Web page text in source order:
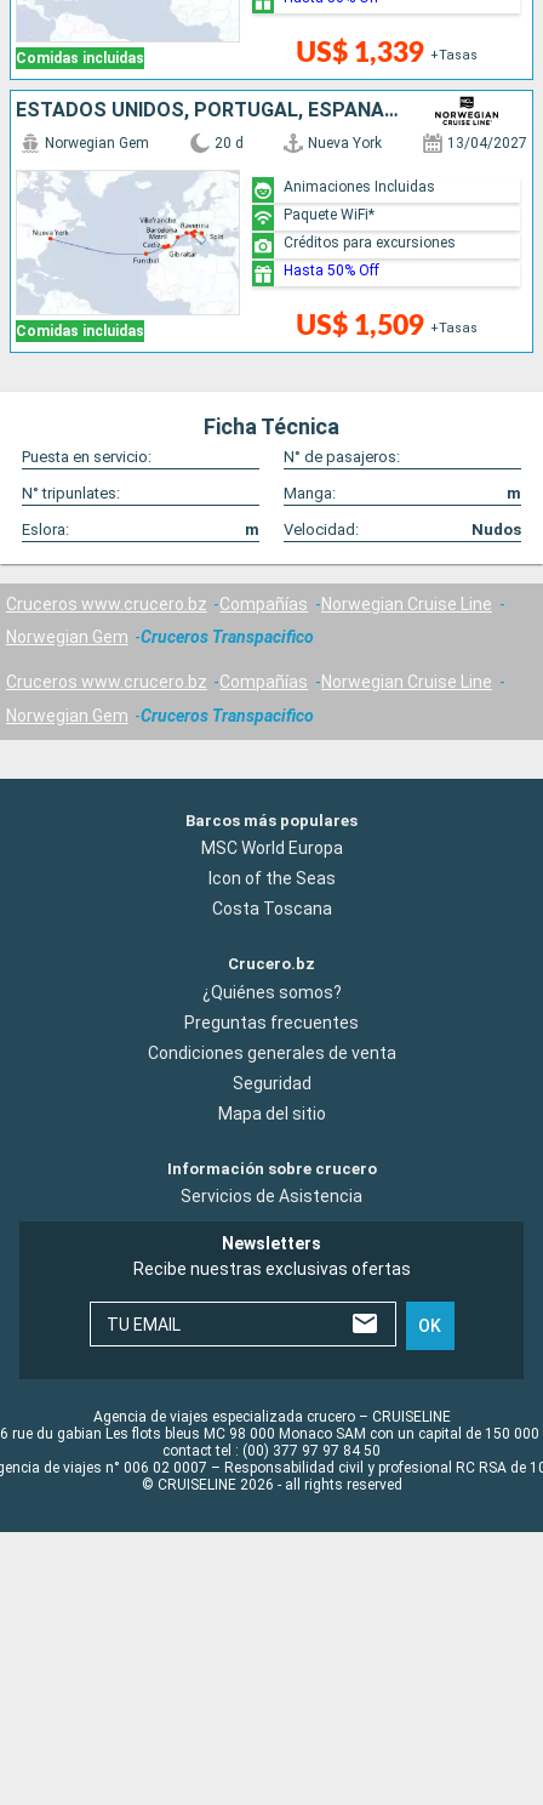
Comidas incluidas US$ 1,339 +Tasas
ESTADOS UNIDOS, PORTUGAL, ESPAÑA, FRANCIA, ITALIA, CROACIA
Comidas incluidas
Norwegian Gem 20 d Nueva York 13/04/2027
US$ 1,509 +Tasas
Animaciones Incluidas
Paquete WiFi*
Créditos para excursiones
Hasta 50% Off
Ficha Técnica
Puesta en servicio:
N° de pasajeros:
N° tripunlates:
Manga:
m
Eslora:
m Velocidad: Nudos
Cruceros www.crucero.bz Compañías
Norwegian Cruise Line
Norwegian Gem
Cruceros Transpacifico
Cruceros www.crucero.bz Compañías
Norwegian Cruise Line
Norwegian Gem
Cruceros Transpacifico
Barcos más populares
MSC World Europa
Icon of the Seas
Costa Toscana
Crucero.bz
¿Quiénes somos?
Preguntas frecuentes
Condiciones generales de venta
Seguridad
Mapa del sitio
Información sobre crucero
Servicios de Asistencia
Newsletters
Recibe nuestras exclusivas ofertas
TU EMAIL OK
Agencia de viajes especializada crucero – CRUISELINE
rue du gabian Les flots bleus MC 98 000 Monaco SAM con un capital de 150 000
contact tel : (00) 377 97 97 84 50
de viajes n° 006 02 0007 – Responsabilidad civil y profesional RC RSA de
© CRUISELINE 2026 - all rights reserved